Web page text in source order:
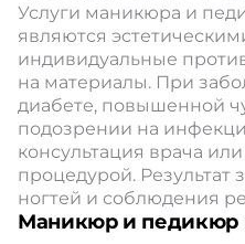
Услуги маникюра и
являются
индивидуальные
на материалы. При
диабете, повышенной
подозрении на
консультация врача
процедурой. Результат
ногтей и соблюдения
Маникюр и педикюр